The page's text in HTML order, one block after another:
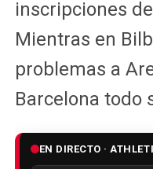
inscripciones
Mientras en
problemas a
Barcelona todo
EN DIRECTO ·